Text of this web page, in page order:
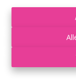
Delen